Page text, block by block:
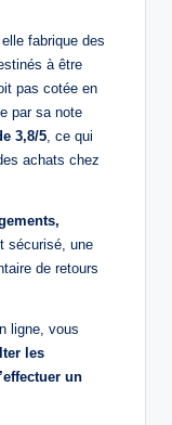
elle fabrique des
à être
pas cotée en
par sa note
3,8/5 , ce qui
achats chez
sécurisé, une
de retours
ligne, vous
les
un